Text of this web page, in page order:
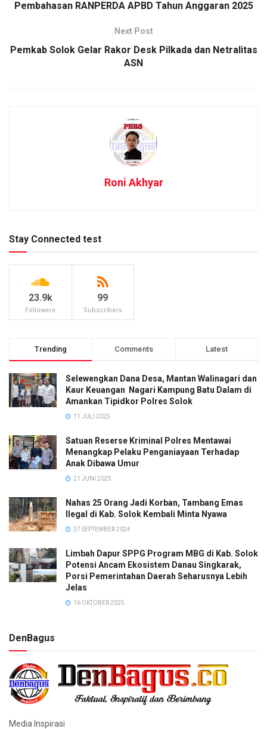
Pembahasan RANPERDA APBD Tahun Anggaran 2025
Next Post
Pemkab Solok Gelar Rakor Desk Pilkada dan Netralitas
ASN
Roni Akhyar
Stay Connected test
23.9k
Followers
99
Subscribers
Trending Comments Latest
Selewengkan Dana Desa, Mantan Walinagari dan
Kaur Keuangan Nagari Kampung Batu Dalam di
Amankan Tipidkor Polres Solok
11 JULI 2025
Satuan Reserse Kriminal Polres Mentawai
Menangkap Pelaku Penganiayaan Terhadap
Anak Dibawa Umur
21 JUNI 2025
Nahas 25 Orang Jadi Korban, Tambang Emas
Ilegal di Kab. Solok Kembali Minta Nyawa
27 SEPTEMBER 2024
Limbah Dapur SPPG Program MBG di Kab. Solok
Potensi Ancam Ekosistem Danau Singkarak,
Porsi Pemerintahan Daerah Seharusnya Lebih
Jelas
16 OKTOBER 2025
DenBagus
Media Inspirasi